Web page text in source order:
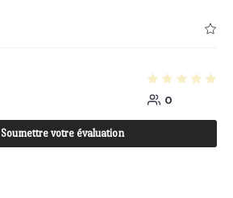
0
Soumettre votre évaluation